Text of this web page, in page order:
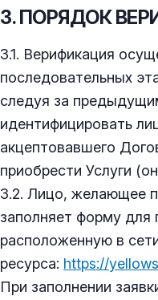
3. ПОРЯДОК
3.1. Верификация
последовательных
следуя за
идентифицировать
акцептовавшего
приобрести Услуги
3.2. Лицо, желающее
заполняет форму для
расположенную в
ресурса: https://
При заполнении